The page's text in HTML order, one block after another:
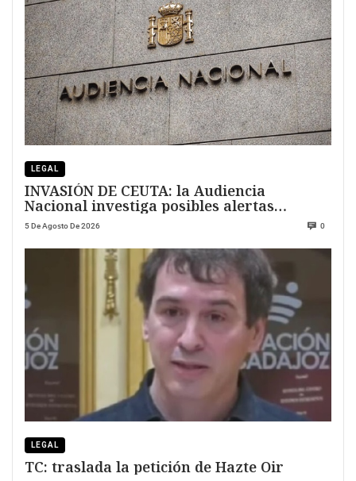
LEGAL
INVASIÓN DE CEUTA: la Audiencia
Nacional investiga posibles alertas
previas
5 De Agosto De 2026 0
LEGAL
TC: traslada la petición de Hazte Oir